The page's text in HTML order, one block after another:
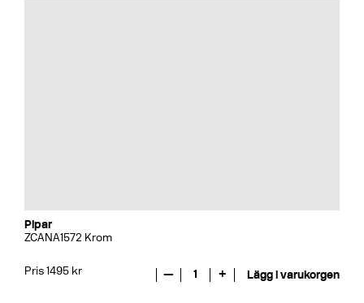
Pipar
ZCANA1572 Krom
Pris 1495 kr — 1 + Lägg i varukorgen